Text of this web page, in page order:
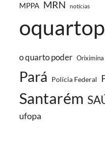
MPPA MRN notícias
o quarto poder Oriximina
Pará Polícia Federal
Santarém
ufopa